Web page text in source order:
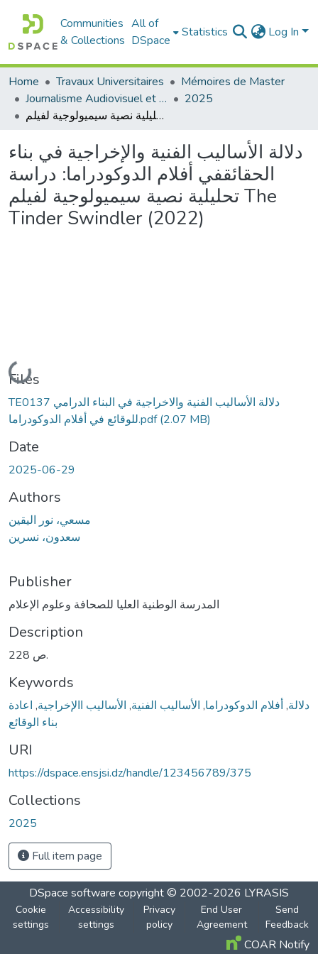
Communities
& Collections
All of
DSpace
Statistics Log In
Home Travaux Universitaires
Mémoires de Master
Journalisme Audiovisuel et Numérique
2025
دلالة الأساليب الفنية والإخراجية في بناء الحقائقفي أفلام الدوكودراما: دراسة تحليلية نصية سيميولوجية لفيلم The Tinder Swindler (2022)
دلالة الأساليب الفنية والإخراجية في بناء
الحقائقفي أفلام الدوكودراما: دراسة
تحليلية نصية سيميولوجية لفيلم The
Tinder Swindler (2022)
Loading...
Files
TE0137 دلالة الأساليب الفنية والاخراجية في البناء الدرامي
للوقائع في أفلام الدوكودراما.pdf(2.07 MB)
Date
2025-06-29
Authors
مسعي، نور اليقين
سعدون، نسرين
Publisher
المدرسة الوطنية العليا للصحافة وعلوم الإعلام
Description
228 ص.
Keywords
دلالة, أفلام الدوكودراما, الأسالیب الفنیة, الأسالیب االإخراجية, اعادة
بناء الوقائع
URI
https://dspace.ensjsi.dz/handle/123456789/375
Collections
2025
Full item page
DSpace software copyright © 2002-2026 LYRASIS
Cookie
settings
Accessibility
settings
Privacy
policy
End User
Agreement
Send
Feedback
COAR Notify